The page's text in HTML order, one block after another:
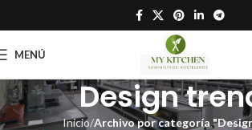
MENÚ
Design
Inicio Archivo por categoría